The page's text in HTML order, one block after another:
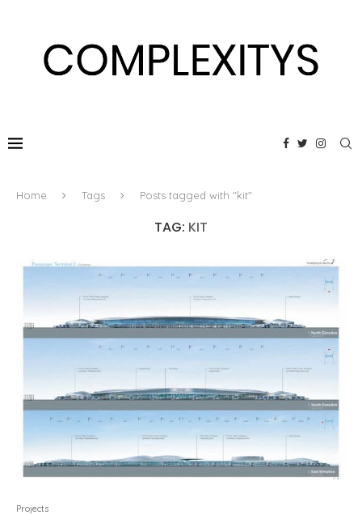
Home Tags Posts tagged with "kit"
TAG: KIT
Projects